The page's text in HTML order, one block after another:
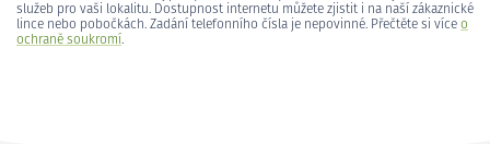
služeb pro vaši lokalitu. Dostupnost internetu můžete zjistit i na naší zákaznické
lince nebo pobočkách. Zadání telefonního čísla je nepovinné. Přečtěte si více o
ochraně soukromí.